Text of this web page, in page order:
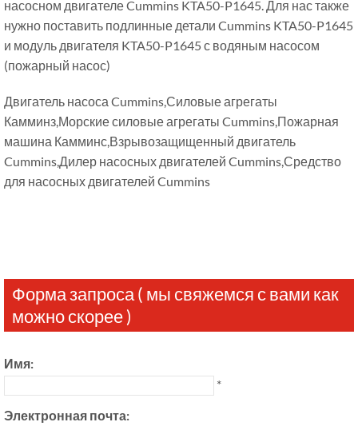
насосном двигателе Cummins KTA50-P1645. Для нас также
нужно поставить подлинные детали Cummins KTA50-P1645
и модуль двигателя KTA50-P1645 с водяным насосом
(пожарный насос)
Двигатель насоса Cummins,Силовые агрегаты
Камминз,Морские силовые агрегаты Cummins,Пожарная
машина Камминс,Взрывозащищенный двигатель
Cummins,Дилер насосных двигателей Cummins,Средство
для насосных двигателей Cummins
Форма запроса ( мы свяжемся с вами как
можно скорее )
Имя:
*
Электронная почта: